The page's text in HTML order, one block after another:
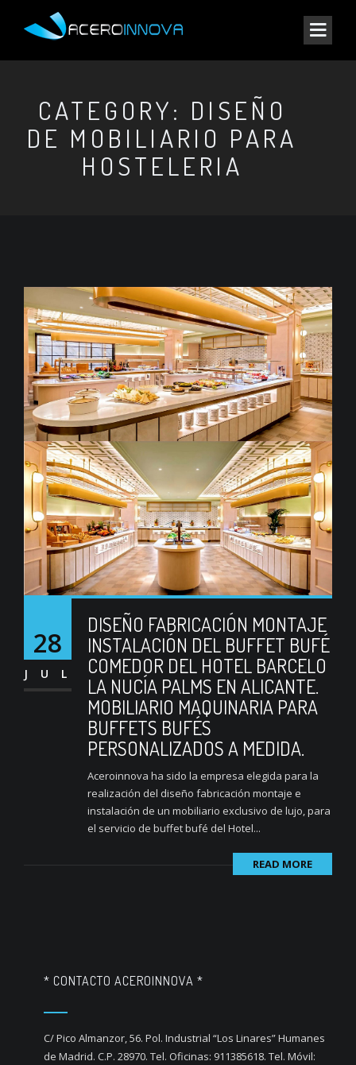
CATEGORY: DISEÑO
DE MOBILIARIO PARA
HOSTELERIA
28
JUL
DISEÑO FABRICACIÓN MONTAJE
INSTALACIÓN DEL BUFFET BUFÉ
COMEDOR DEL HOTEL BARCELO
LA NUCÍA PALMS EN ALICANTE.
MOBILIARIO MAQUINARIA PARA
BUFFETS BUFÉS
PERSONALIZADOS A MEDIDA.
Aceroinnova ha sido la empresa elegida para la
realización del diseño fabricación montaje e
instalación de un mobiliario exclusivo de lujo, para
el servicio de buffet bufé del Hotel...
READ MORE
* CONTACTO ACEROINNOVA *
C/ Pico Almanzor, 56. Pol. Industrial “Los Linares” Humanes
de Madrid. C.P. 28970. Tel. Oficinas: 911385618. Tel. Móvil: